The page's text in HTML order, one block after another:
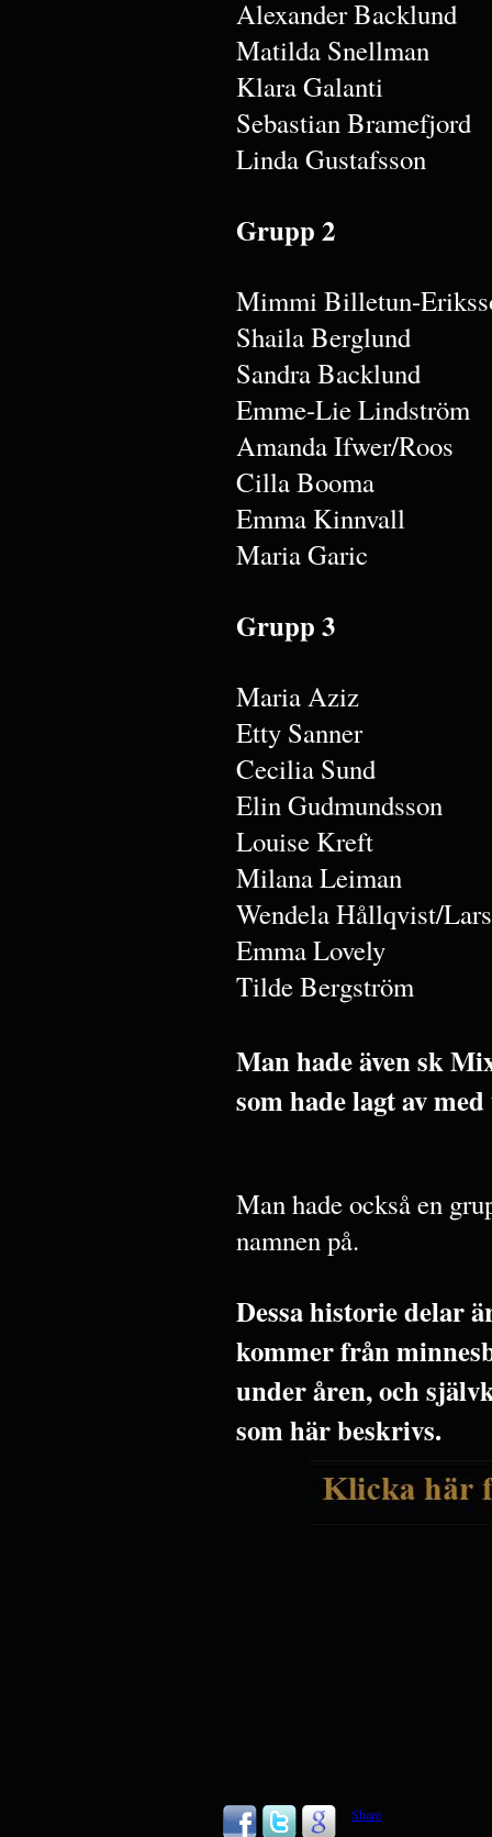
Alexander Backlund
Matilda Snellman
Klara Galanti
Sebastian Bramefjord
Linda Gustafsson
Grupp 2
Mimmi Billetun-
Shaila Berglund
Sandra Backlund
Emme-Lie Lindström
Amanda Ifwer/Roos
Cilla Booma
Emma Kinnvall
Maria Garic
Grupp 3
Maria Aziz
Etty Sanner
Cecilia Sund
Elin Gudmundsson
Louise Kreft
Milana Leiman
Wendela Hållqvist/
Emma Lovely
Tilde Bergström
Man hade även sk
som hade lagt av
Man hade också en
namnen på.
Dessa historie delar
kommer från
under åren, och
som här beskrivs.
Share